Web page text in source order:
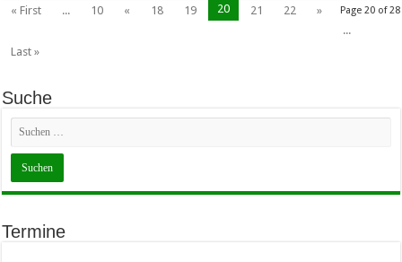
Page 20 of 28
« First ... 10 « 18 19 20 21 22
»
...
Last »
Suche
Termine